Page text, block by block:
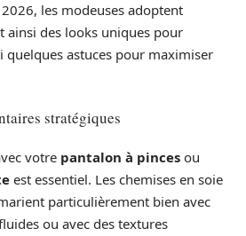
les modeuses adoptent
ainsi des looks uniques pour
quelques astuces pour maximiser
stratégiques
votre pantalon à pinces ou
est essentiel. Les chemises en soie
particulièrement bien avec
ou avec des textures